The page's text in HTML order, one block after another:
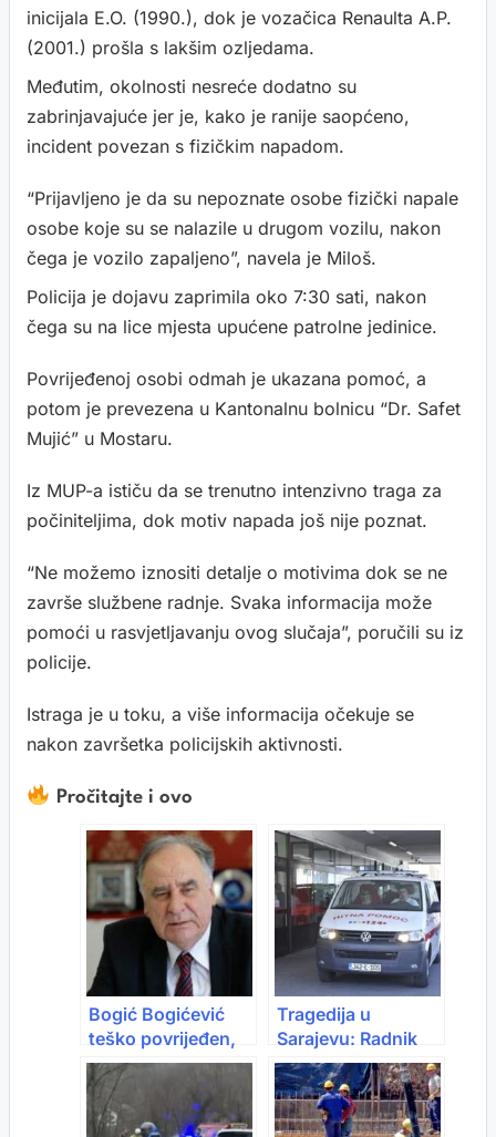
inicijala E.O. (1990.), dok je vozačica Renaulta A.P.
(2001.) prošla s lakšim ozljedama.
Međutim, okolnosti nesreće dodatno su
zabrinjavajuće jer je, kako je ranije saopćeno,
incident povezan s fizičkim napadom.
“Prijavljeno je da su nepoznate osobe fizički napale
osobe koje su se nalazile u drugom vozilu, nakon
čega je vozilo zapaljeno”, navela je Miloš.
Policija je dojavu zaprimila oko 7:30 sati, nakon
čega su na lice mjesta upućene patrolne jedinice.
Povrijeđenoj osobi odmah je ukazana pomoć, a
potom je prevezena u Kantonalnu bolnicu “Dr. Safet
Mujić” u Mostaru.
Iz MUP-a ističu da se trenutno intenzivno traga za
počiniteljima, dok motiv napada još nije poznat.
“Ne možemo iznositi detalje o motivima dok se ne
završe službene radnje. Svaka informacija može
pomoći u rasvjetljavanju ovog slučaja”, poručili su iz
policije.
Istraga je u toku, a više informacija očekuje se
nakon završetka policijskih aktivnosti.
Pročitajte i ovo
Bogić Bogićević
teško povrijeđen,
hitno operisan u
Sarajevo: U
kritičnom stanju
Tragedija u
Sarajevu: Radnik
poginuo nakon
pada s krova kuće